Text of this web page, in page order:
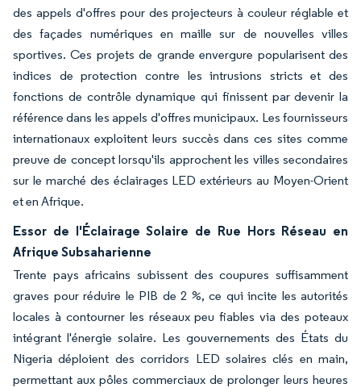
des appels d'offres pour des projecteurs à couleur réglable et
des façades numériques en maille sur de nouvelles villes
sportives. Ces projets de grande envergure popularisent des
indices de protection contre les intrusions stricts et des
fonctions de contrôle dynamique qui finissent par devenir la
référence dans les appels d'offres municipaux. Les fournisseurs
internationaux exploitent leurs succès dans ces sites comme
preuve de concept lorsqu'ils approchent les villes secondaires
sur le marché des éclairages LED extérieurs au Moyen-Orient
et en Afrique.
Essor de l'Éclairage Solaire de Rue Hors Réseau en
Afrique Subsaharienne
Trente pays africains subissent des coupures suffisamment
graves pour réduire le PIB de 2 %, ce qui incite les autorités
locales à contourner les réseaux peu fiables via des poteaux
intégrant l'énergie solaire. Les gouvernements des États du
Nigeria déploient des corridors LED solaires clés en main,
permettant aux pôles commerciaux de prolonger leurs heures